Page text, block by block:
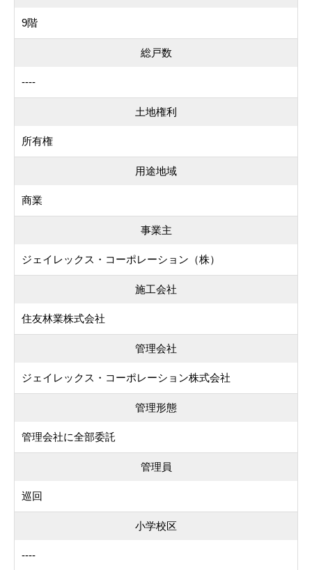
9階
総戸数
----
土地権利
所有権
用途地域
商業
事業主
ジェイレックス・コーポレーション（株）
施工会社
住友林業株式会社
管理会社
ジェイレックス・コーポレーション株式会社
管理形態
管理会社に全部委託
管理員
巡回
小学校区
----